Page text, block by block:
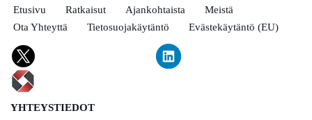
Etusivu Ratkaisut Ajankohtaista
Meistä
Ota Yhteyttä
Tietosuojakäytäntö Evästekäytäntö (EU)
YHTEYSTIEDOT